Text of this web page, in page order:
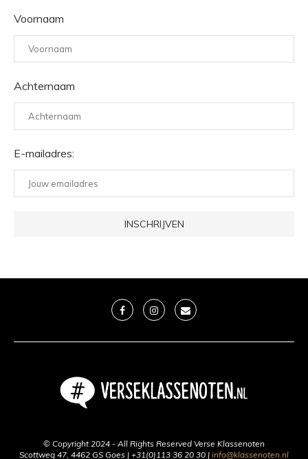
Voornaam
Achternaam
E-mailadres:
© Copyright 2024 - All Rights Reserved Verse Klassenoten
Scottweg 47, 4462 GS Goes | +31(0)113 36 20 30 | info@klassenoten.nl